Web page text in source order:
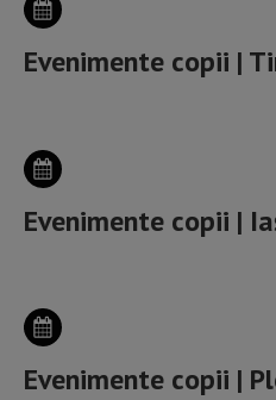
Evenimente copii |
Evenimente copii |
Evenimente copii |